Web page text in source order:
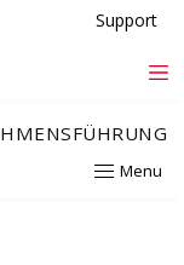
Support
Menu